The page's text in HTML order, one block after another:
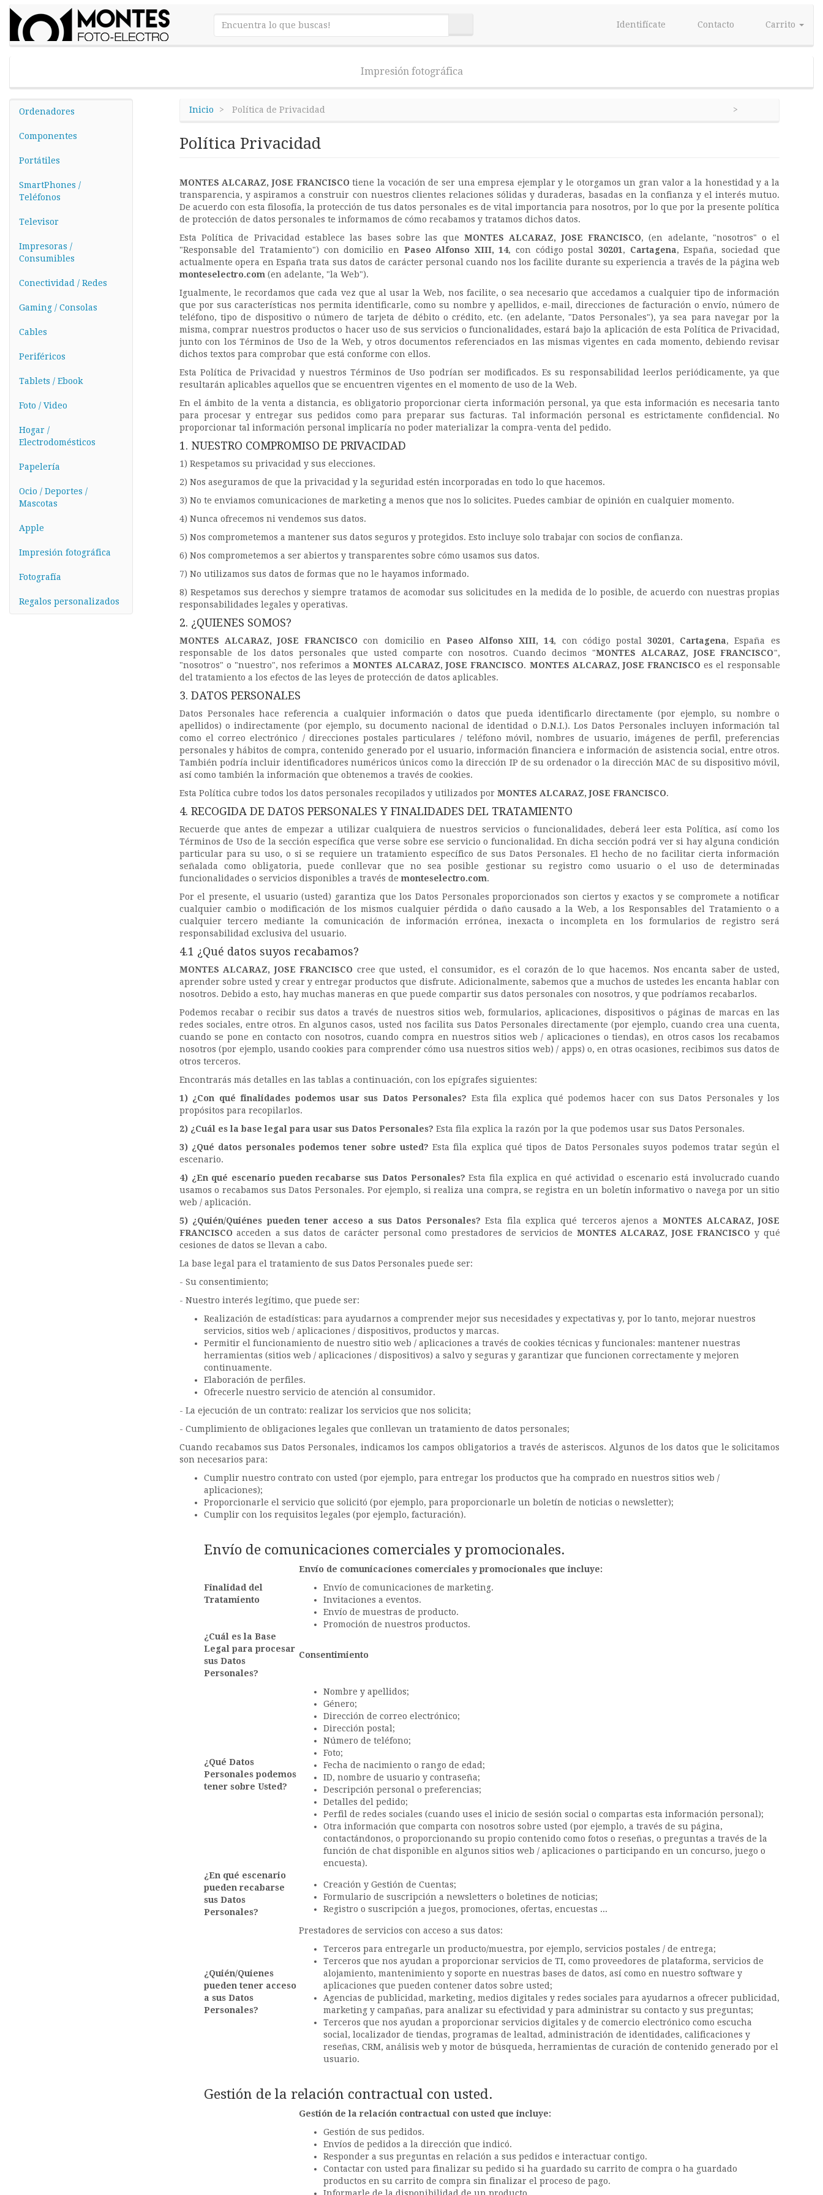
Identifícate Contacto Carrito
Impresión fotográfica
Ordenadores
Componentes
Portátiles
SmartPhones /
Teléfonos
Televisor
Impresoras /
Consumibles
Conectividad / Redes
Gaming / Consolas
Cables
Periféricos
Tablets / Ebook
Foto / Video
Hogar /
Electrodomésticos
Papelería
Ocio / Deportes /
Mascotas
Apple
Impresión fotográfica
Fotografía
Regalos personalizados
Inicio Política de Privacidad
Política Privacidad
MONTES ALCARAZ, JOSE FRANCISCO tiene la vocación de ser una empresa ejemplar y le otorgamos un gran valor a la honestidad y a la
transparencia, y aspiramos a construir con nuestros clientes relaciones sólidas y duraderas, basadas en la confianza y el interés mutuo.
De acuerdo con esta filosofía, la protección de tus datos personales es de vital importancia para nosotros, por lo que por la presente política
de protección de datos personales te informamos de cómo recabamos y tratamos dichos datos.
Esta Política de Privacidad establece las bases sobre las que MONTES ALCARAZ, JOSE FRANCISCO, (en adelante, "nosotros" o el
"Responsable del Tratamiento") con domicilio en Paseo Alfonso XIII, 14, con código postal 30201, Cartagena, España, sociedad que
actualmente opera en España trata sus datos de carácter personal cuando nos los facilite durante su experiencia a través de la página web
monteselectro.com (en adelante, "la Web").
Igualmente, le recordamos que cada vez que al usar la Web, nos facilite, o sea necesario que accedamos a cualquier tipo de información
que por sus características nos permita identificarle, como su nombre y apellidos, e-mail, direcciones de facturación o envío, número de
teléfono, tipo de dispositivo o número de tarjeta de débito o crédito, etc. (en adelante, "Datos Personales"), ya sea para navegar por la
misma, comprar nuestros productos o hacer uso de sus servicios o funcionalidades, estará bajo la aplicación de esta Política de Privacidad,
junto con los Términos de Uso de la Web, y otros documentos referenciados en las mismas vigentes en cada momento, debiendo revisar
dichos textos para comprobar que está conforme con ellos.
Esta Política de Privacidad y nuestros Términos de Uso podrían ser modificados. Es su responsabilidad leerlos periódicamente, ya que
resultarán aplicables aquellos que se encuentren vigentes en el momento de uso de la Web.
En el ámbito de la venta a distancia, es obligatorio proporcionar cierta información personal, ya que esta información es necesaria tanto
para procesar y entregar sus pedidos como para preparar sus facturas. Tal información personal es estrictamente confidencial. No
proporcionar tal información personal implicaría no poder materializar la compra-venta del pedido.
1. NUESTRO COMPROMISO DE PRIVACIDAD
1) Respetamos su privacidad y sus elecciones.
2) Nos aseguramos de que la privacidad y la seguridad estén incorporadas en todo lo que hacemos.
3) No te enviamos comunicaciones de marketing a menos que nos lo solicites. Puedes cambiar de opinión en cualquier momento.
4) Nunca ofrecemos ni vendemos sus datos.
5) Nos comprometemos a mantener sus datos seguros y protegidos. Esto incluye solo trabajar con socios de confianza.
6) Nos comprometemos a ser abiertos y transparentes sobre cómo usamos sus datos.
7) No utilizamos sus datos de formas que no le hayamos informado.
8) Respetamos sus derechos y siempre tratamos de acomodar sus solicitudes en la medida de lo posible, de acuerdo con nuestras propias
responsabilidades legales y operativas.
2. ¿QUIENES SOMOS?
MONTES ALCARAZ, JOSE FRANCISCO con domicilio en Paseo Alfonso XIII, 14, con código postal30201, Cartagena, España es
responsable de los datos personales que usted comparte con nosotros. Cuando decimos "MONTES ALCARAZ, JOSE FRANCISCO",
"nosotros" o "nuestro", nos referimos a MONTES ALCARAZ, JOSE FRANCISCO. MONTES ALCARAZ, JOSE FRANCISCO es el responsable
del tratamiento a los efectos de las leyes de protección de datos aplicables.
3. DATOS PERSONALES
Datos Personales hace referencia a cualquier información o datos que pueda identificarlo directamente (por ejemplo, su nombre o
apellidos) o indirectamente (por ejemplo, su documento nacional de identidad o D.N.I.). Los Datos Personales incluyen información tal
como el correo electrónico / direcciones postales particulares / teléfono móvil, nombres de usuario, imágenes de perfil, preferencias
personales y hábitos de compra, contenido generado por el usuario, información financiera e información de asistencia social, entre otros.
También podría incluir identificadores numéricos únicos como la dirección IP de su ordenador o la dirección MAC de su dispositivo móvil,
así como también la información que obtenemos a través de cookies.
Esta Política cubre todos los datos personales recopilados y utilizados por MONTES ALCARAZ, JOSE FRANCISCO.
4. RECOGIDA DE DATOS PERSONALES Y FINALIDADES DEL TRATAMIENTO
Recuerde que antes de empezar a utilizar cualquiera de nuestros servicios o funcionalidades, deberá leer esta Política, así como los
Términos de Uso de la sección específica que verse sobre ese servicio o funcionalidad. En dicha sección podrá ver si hay alguna condición
particular para su uso, o si se requiere un tratamiento específico de sus Datos Personales. El hecho de no facilitar cierta información
señalada como obligatoria, puede conllevar que no sea posible gestionar su registro como usuario o el uso de determinadas
funcionalidades o servicios disponibles a través de monteselectro.com.
Por el presente, el usuario (usted) garantiza que los Datos Personales proporcionados son ciertos y exactos y se compromete a notificar
cualquier cambio o modificación de los mismos cualquier pérdida o daño causado a la Web, a los Responsables del Tratamiento o a
cualquier tercero mediante la comunicación de información errónea, inexacta o incompleta en los formularios de registro será
responsabilidad exclusiva del usuario.
4.1 ¿Qué datos suyos recabamos?
MONTES ALCARAZ, JOSE FRANCISCO cree que usted, el consumidor, es el corazón de lo que hacemos. Nos encanta saber de usted,
aprender sobre usted y crear y entregar productos que disfrute. Adicionalmente, sabemos que a muchos de ustedes les encanta hablar con
nosotros. Debido a esto, hay muchas maneras en que puede compartir sus datos personales con nosotros, y que podríamos recabarlos.
Podemos recabar o recibir sus datos a través de nuestros sitios web, formularios, aplicaciones, dispositivos o páginas de marcas en las
redes sociales, entre otros. En algunos casos, usted nos facilita sus Datos Personales directamente (por ejemplo, cuando crea una cuenta,
cuando se pone en contacto con nosotros, cuando compra en nuestros sitios web / aplicaciones o tiendas), en otros casos los recabamos
nosotros (por ejemplo, usando cookies para comprender cómo usa nuestros sitios web) / apps) o, en otras ocasiones, recibimos sus datos de
otros terceros.
Encontrarás más detalles en las tablas a continuación, con los epígrafes siguientes:
1) ¿Con qué finalidades podemos usar sus Datos Personales? Esta fila explica qué podemos hacer con sus Datos Personales y los
propósitos para recopilarlos.
2) ¿Cuál es la base legal para usar sus Datos Personales? Esta fila explica la razón por la que podemos usar sus Datos Personales.
3) ¿Qué datos personales podemos tener sobre usted? Esta fila explica qué tipos de Datos Personales suyos podemos tratar según el
escenario.
4) ¿En qué escenario pueden recabarse sus Datos Personales? Esta fila explica en qué actividad o escenario está involucrado cuando
usamos o recabamos sus Datos Personales. Por ejemplo, si realiza una compra, se registra en un boletín informativo o navega por un sitio
web / aplicación.
5) ¿Quién/Quiénes pueden tener acceso a sus Datos Personales? Esta fila explica qué terceros ajenos a MONTES ALCARAZ, JOSE
FRANCISCO acceden a sus datos de carácter personal como prestadores de servicios de MONTES ALCARAZ, JOSE FRANCISCO y qué
cesiones de datos se llevan a cabo.
La base legal para el tratamiento de sus Datos Personales puede ser:
- Su consentimiento;
- Nuestro interés legítimo, que puede ser:
Realización de estadísticas: para ayudarnos a comprender mejor sus necesidades y expectativas y, por lo tanto, mejorar nuestros
servicios, sitios web / aplicaciones / dispositivos, productos y marcas.
Permitir el funcionamiento de nuestro sitio web / aplicaciones a través de cookies técnicas y funcionales: mantener nuestras
herramientas (sitios web / aplicaciones / dispositivos) a salvo y seguras y garantizar que funcionen correctamente y mejoren
continuamente.
Elaboración de perfiles.
Ofrecerle nuestro servicio de atención al consumidor.
- La ejecución de un contrato: realizar los servicios que nos solicita;
- Cumplimiento de obligaciones legales que conllevan un tratamiento de datos personales;
Cuando recabamos sus Datos Personales, indicamos los campos obligatorios a través de asteriscos. Algunos de los datos que le solicitamos
son necesarios para:
Cumplir nuestro contrato con usted (por ejemplo, para entregar los productos que ha comprado en nuestros sitios web /
aplicaciones);
Proporcionarle el servicio que solicitó (por ejemplo, para proporcionarle un boletín de noticias o newsletter);
Cumplir con los requisitos legales (por ejemplo, facturación).
Envío de comunicaciones comerciales y promocionales.
Finalidad del
Tratamiento
Envío de comunicaciones comerciales y promocionales que incluye:
Envío de comunicaciones de marketing.
Invitaciones a eventos.
Envío de muestras de producto.
Promoción de nuestros productos.
¿Cuál es la Base
Legal para procesar
sus Datos
Personales?
Consentimiento
¿Qué Datos
Personales podemos
tener sobre Usted?
Nombre y apellidos;
Género;
Dirección de correo electrónico;
Dirección postal;
Número de teléfono;
Foto;
Fecha de nacimiento o rango de edad;
ID, nombre de usuario y contraseña;
Descripción personal o preferencias;
Detalles del pedido;
Perfil de redes sociales (cuando uses el inicio de sesión social o compartas esta información personal);
Otra información que comparta con nosotros sobre usted (por ejemplo, a través de su página,
contactándonos, o proporcionando su propio contenido como fotos o reseñas, o preguntas a través de la
función de chat disponible en algunos sitios web / aplicaciones o participando en un concurso, juego o
encuesta).
¿En qué escenario
pueden recabarse
sus Datos
Personales?
Creación y Gestión de Cuentas;
Formulario de suscripción a newsletters o boletines de noticias;
Registro o suscripción a juegos, promociones, ofertas, encuestas ...
¿Quién/Quienes
pueden tener acceso
a sus Datos
Personales?
Prestadores de servicios con acceso a sus datos:
Terceros para entregarle un producto/muestra, por ejemplo, servicios postales / de entrega;
Terceros que nos ayudan a proporcionar servicios de TI, como proveedores de plataforma, servicios de
alojamiento, mantenimiento y soporte en nuestras bases de datos, así como en nuestro software y
aplicaciones que pueden contener datos sobre usted;
Agencias de publicidad, marketing, medios digitales y redes sociales para ayudarnos a ofrecer publicidad,
marketing y campañas, para analizar su efectividad y para administrar su contacto y sus preguntas;
Terceros que nos ayudan a proporcionar servicios digitales y de comercio electrónico como escucha
social, localizador de tiendas, programas de lealtad, administración de identidades, calificaciones y
reseñas, CRM, análisis web y motor de búsqueda, herramientas de curación de contenido generado por el
usuario.
Gestión de la relación contractual con usted.
Gestión de la relación contractual con usted que incluye:
Gestión de sus pedidos.
Envíos de pedidos a la dirección que indicó.
Responder a sus preguntas en relación a sus pedidos e interactuar contigo.
Contactar con usted para finalizar su pedido si ha guardado su carrito de compra o ha guardado
productos en su carrito de compra sin finalizar el proceso de pago.